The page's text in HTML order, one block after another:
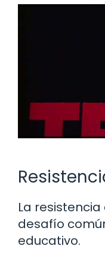
La
desafío
educativo.